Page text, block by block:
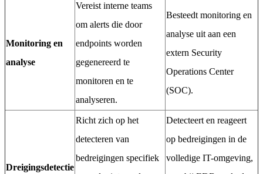
Monitoring en
analyse
Vereist interne teams
om alerts die door
endpoints worden
gegenereerd te
monitoren en te
analyseren.
Besteedt monitoring en
analyse uit aan een
extern Security
Operations Center
(SOC).
Dreigingsdetectie
Richt zich op het
detecteren van
bedreigingen specifiek
Detecteert en reageert
op bedreigingen in de
volledige IT-omgeving,